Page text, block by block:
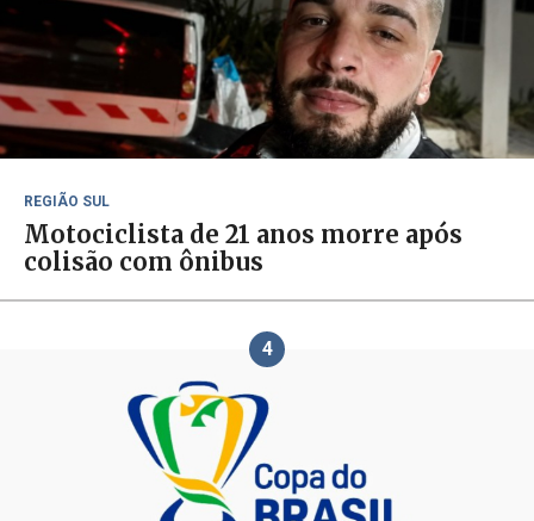
REGIÃO SUL
Motociclista de 21 anos morre após
colisão com ônibus
4